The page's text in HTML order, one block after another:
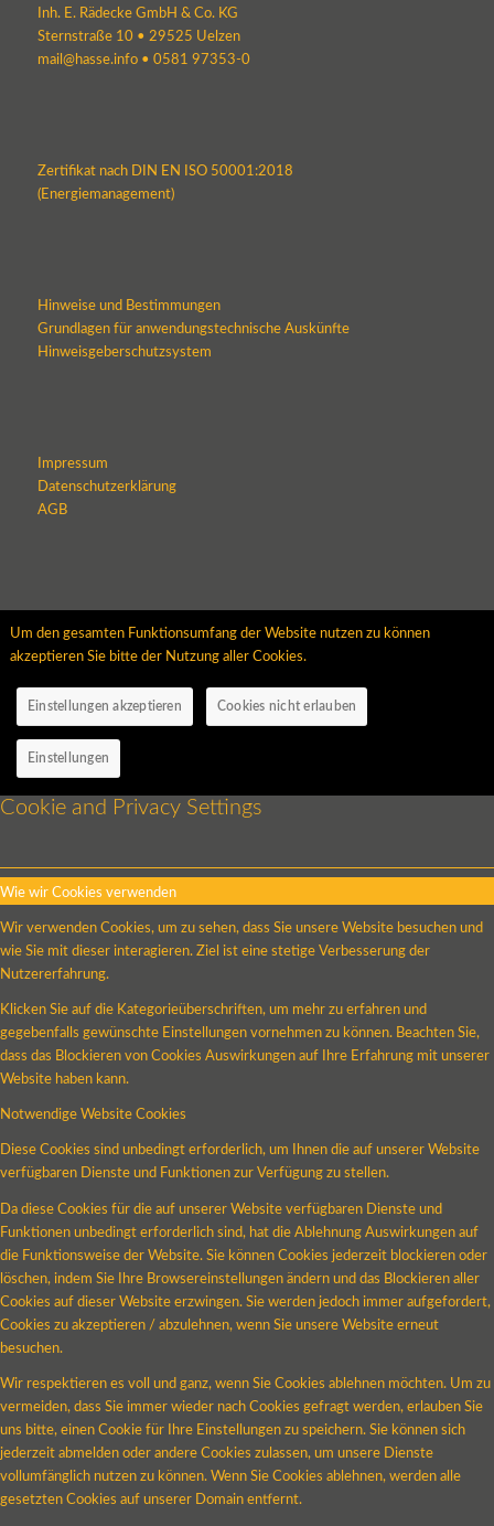
Inh. E. Rädecke GmbH & Co. KG
Sternstraße 10 • 29525 Uelzen
mail@hasse.info• 0581 97353-0
Zertifikat nach DIN EN ISO 50001:2018
(Energiemanagement)
Hinweise und Bestimmungen
Grundlagen für anwendungstechnische Auskünfte
Hinweisgeberschutzsystem
Impressum
Datenschutzerklärung
AGB
Um den gesamten Funktionsumfang der Website nutzen zu können
akzeptieren Sie bitte der Nutzung aller Cookies.
Einstellungen akzeptieren Cookies nicht erlauben
Einstellungen
Cookie and Privacy Settings
Wie wir Cookies verwenden
Wir verwenden Cookies, um zu sehen, dass Sie unsere Website besuchen und
wie Sie mit dieser interagieren. Ziel ist eine stetige Verbesserung der
Nutzererfahrung.
Klicken Sie auf die Kategorieüberschriften, um mehr zu erfahren und
gegebenfalls gewünschte Einstellungen vornehmen zu können. Beachten Sie,
dass das Blockieren von Cookies Auswirkungen auf Ihre Erfahrung mit unserer
Website haben kann.
Notwendige Website Cookies
Diese Cookies sind unbedingt erforderlich, um Ihnen die auf unserer Website
verfügbaren Dienste und Funktionen zur Verfügung zu stellen.
Da diese Cookies für die auf unserer Website verfügbaren Dienste und
Funktionen unbedingt erforderlich sind, hat die Ablehnung Auswirkungen auf
die Funktionsweise der Website. Sie können Cookies jederzeit blockieren oder
löschen, indem Sie Ihre Browsereinstellungen ändern und das Blockieren aller
Cookies auf dieser Website erzwingen. Sie werden jedoch immer aufgefordert,
Cookies zu akzeptieren / abzulehnen, wenn Sie unsere Website erneut
besuchen.
Wir respektieren es voll und ganz, wenn Sie Cookies ablehnen möchten. Um zu
vermeiden, dass Sie immer wieder nach Cookies gefragt werden, erlauben Sie
uns bitte, einen Cookie für Ihre Einstellungen zu speichern. Sie können sich
jederzeit abmelden oder andere Cookies zulassen, um unsere Dienste
vollumfänglich nutzen zu können. Wenn Sie Cookies ablehnen, werden alle
gesetzten Cookies auf unserer Domain entfernt.